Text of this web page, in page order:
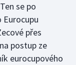
se po
přes
postup ze
eurocupového